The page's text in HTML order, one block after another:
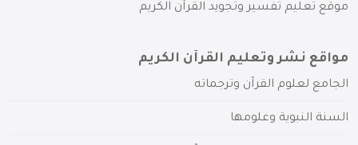
موقع تعليم تفسير وتجويد القرآن الكريم
مواقع نشر وتعليم القرآن الكريم
الجامع لعلوم القرآن وترجماته
السنة النبوية وعلومها